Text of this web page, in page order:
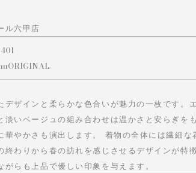
ル六甲店
デザインと柔らかな色合いが魅力の一枚です。
淡いベージュの組み合わせは温かさと安らぎを
華やかさも演出します。 着物の全体には繊細な
終わりから春の訪れを感じさせるデザインが特
がらも上品で優しい印象を与えます。